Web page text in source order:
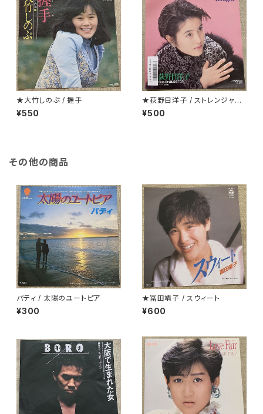
★大竹しのぶ / 握手
¥550
★荻野目洋子 / ストレンジャーt
onight
¥500
その他の商品
パティ / 太陽のユートピア
¥300
★冨田靖子 / スウィート
¥600